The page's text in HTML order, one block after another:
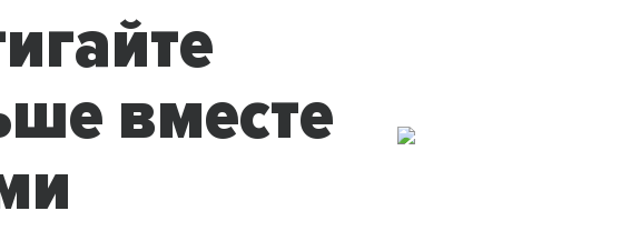
вместе